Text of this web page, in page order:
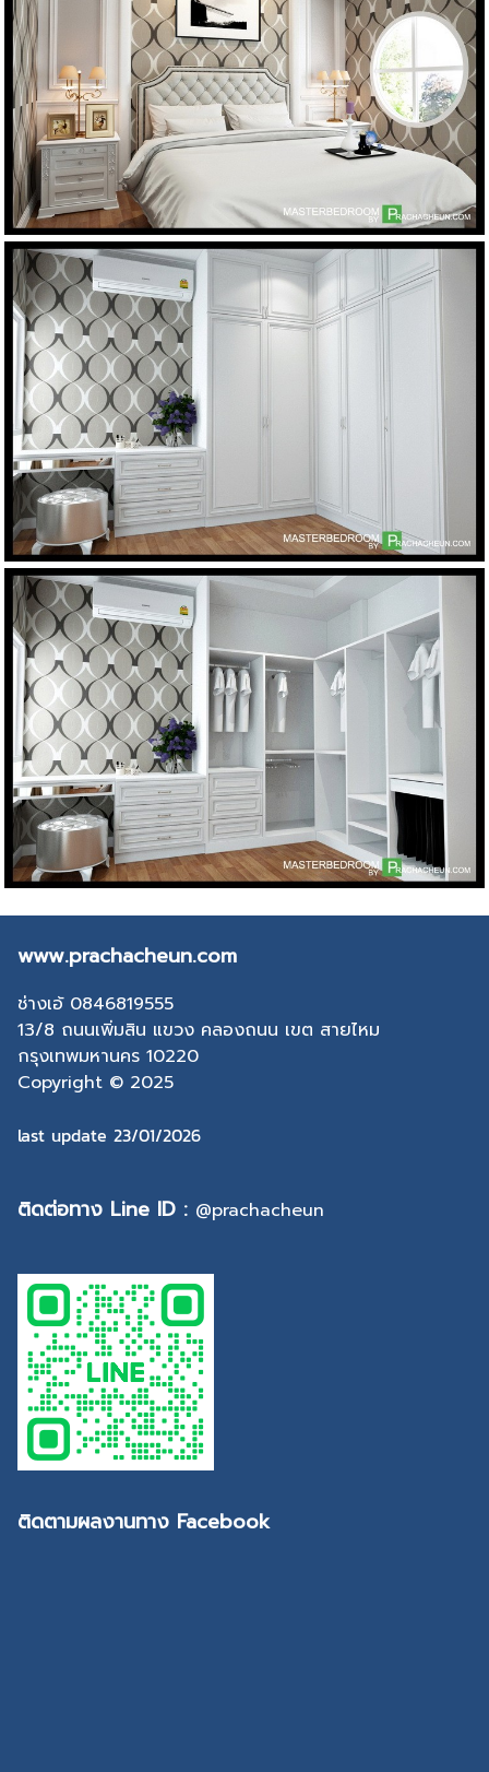
www.prachacheun.com
ช่างเอ้ 0846819555
13/8 ถนนเพิ่มสิน แขวง คลองถนน เขต สายไหม
กรุงเทพมหานคร 10220
Copyright © 2025
last update 23/01/2026
ติดต่อทาง Line ID : @prachacheun
ติดตามผลงานทาง Facebook